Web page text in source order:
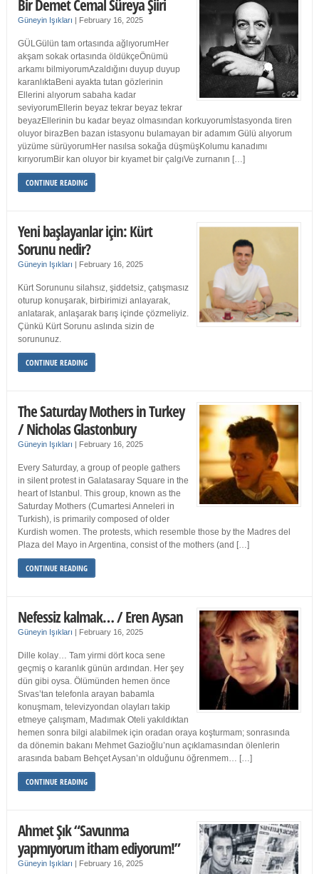
Bir Demet Cemal Süreya Şiiri
Güneyin Işıkları | February 16, 2025
GÜLGülün tam ortasında ağlıyorumHer
akşam sokak ortasında öldükçeÖnümü
arkamı bilmiyorumAzaldığını duyup duyup
karanlıktaBeni ayakta tutan gözlerinin
Ellerini alıyorum sabaha kadar
seviyorumEllerin beyaz tekrar beyaz tekrar
beyazEllerinin bu kadar beyaz olmasından korkuyorumİstasyonda tiren
oluyor birazBen bazan istasyonu bulamayan bir adamım Gülü alıyorum
yüzüme sürüyorumHer nasılsa sokağa düşmüşKolumu kanadımı
kırıyorumBir kan oluyor bir kıyamet bir çalgıVe zurnanın […]
CONTINUE READING
Yeni başlayanlar için: Kürt
Sorunu nedir?
Güneyin Işıkları | February 16, 2025
Kürt Sorununu silahsız, şiddetsiz, çatışmasız
oturup konuşarak, birbirimizi anlayarak,
anlatarak, anlaşarak barış içinde çözmeliyiz.
Çünkü Kürt Sorunu aslında sizin de
sorununuz.
CONTINUE READING
The Saturday Mothers in Turkey
/ Nicholas Glastonbury
Güneyin Işıkları | February 16, 2025
Every Saturday, a group of people gathers
in silent protest in Galatasaray Square in the
heart of Istanbul. This group, known as the
Saturday Mothers (Cumartesi Anneleri in
Turkish), is primarily composed of older
Kurdish women. The protests, which resemble those by the Madres del
Plaza del Mayo in Argentina, consist of the mothers (and […]
CONTINUE READING
Nefessiz kalmak… / Eren Aysan
Güneyin Işıkları | February 16, 2025
Dille kolay… Tam yirmi dört koca sene
geçmiş o karanlık günün ardından. Her şey
dün gibi oysa. Ölümünden hemen önce
Sıvas’tan telefonla arayan babamla
konuşmam, televizyondan olayları takip
etmeye çalışmam, Madımak Oteli yakıldıktan
hemen sonra bilgi alabilmek için oradan oraya koşturmam; sonrasında
da dönemin bakanı Mehmet Gazioğlu’nun açıklamasından ölenlerin
arasında babam Behçet Aysan’ın olduğunu öğrenmem… […]
CONTINUE READING
Ahmet Şık “Savunma
yapmıyorum itham ediyorum!”
Güneyin Işıkları | February 16, 2025